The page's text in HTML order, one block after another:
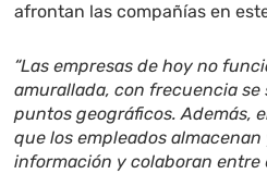
afrontan las compañías en
“Las empresas de hoy no
amurallada, con frecuencia
puntos geográficos. Además,
que los empleados
información y colaboran entre